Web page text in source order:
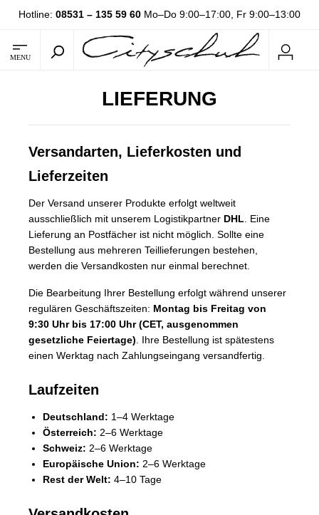
Hotline: 08531 – 135 59 60 Mo–Do 9:00–17:00, Fr 9:00–13:00
MENU
LIEFERUNG
Versandarten, Lieferkosten und
Lieferzeiten
Der Versand unserer Produkte erfolgt weltweit
ausschließlich mit unserem Logistikpartner DHL . Eine
Lieferung an Postfächer ist nicht möglich. Sollte eine
Bestellung aus mehreren Teillieferungen bestehen,
werden die Versandkosten nur einmal berechnet.
Die Bearbeitung Ihrer Bestellung erfolgt während unserer
regulären Geschäftszeiten: Montag bis Freitag von
9:30 Uhr bis 17:00 Uhr (CET, ausgenommen
gesetzliche Feiertage) . Ihre Bestellung ist spätestens
einen Werktag nach Zahlungseingang versandfertig.
Laufzeiten
Deutschland: 1–4 Werktage
Österreich: 2–6 Werktage
Schweiz: 2–6 Werktage
Europäische Union: 2–6 Werktage
Rest der Welt: 4–10 Tage